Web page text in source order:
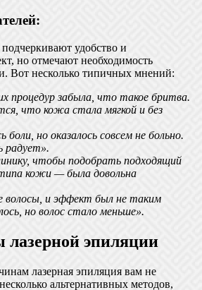
удобство и
но отмечают необходимость
Вот несколько типичных мнений:
процедур забыла, что такое бритва.
что кожа стала мягкой и без
боли, но оказалось совсем не больно.
радует».
чтобы подобрать подходящий
типа кожи — была довольна
волосы, и эффект был не таким
но волос стало меньше».
лазерной эпиляции
лазерная эпиляция вам не
альтернативных методов,